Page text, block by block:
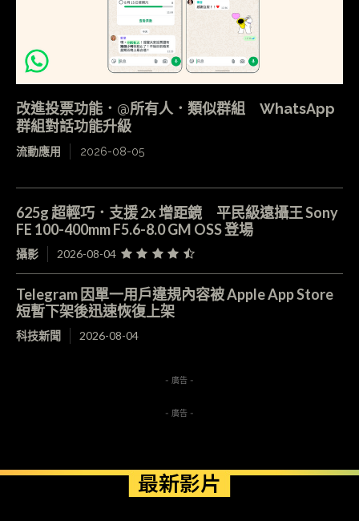
改進投票功能．@所有人．類似群組 WhatsApp
群組對話功能升級
流動應用 2026-08-05
625g 超輕巧．支援 2x 增距鏡 平民級遠攝王 Sony
FE 100-400mm F5.6-8.0 GM OSS 登場
攝影 2026-08-04
Telegram 因單一用戶違規內容被 Apple App Store
短暫下架後迅速恢復上架
科技新聞 2026-08-04
- 廣告 -
- 廣告 -
最新影片